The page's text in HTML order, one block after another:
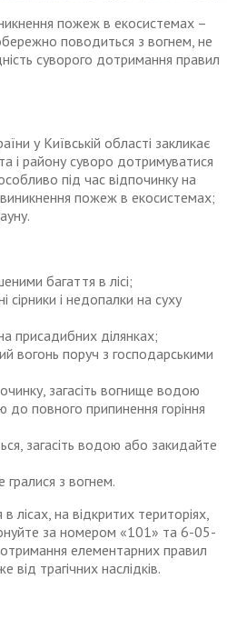
пожеж в екосистемах –
поводиться з вогнем, не
суворого дотримання правил
у Київській області закликає
і району суворо дотримуватися
під час відпочинку на
пожеж в екосистемах;
багаття в лісі;
сірники і недопалки на суху
присадибних ділянках;
вогонь поруч з господарськими
загасіть вогнище водою
повного припинення горіння
загасіть водою або закидайте
гралися з вогнем.
лісах, на відкритих територіях,
за номером «101» та 6-05-
елементарних правил
трагічних наслідків.